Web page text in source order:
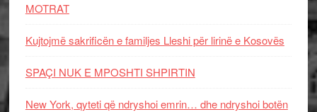
MOTRAT
Kujtojmë sakrificën e familjes Lleshi për lirinë e Kosovës
SPAÇI NUK E MPOSHTI SHPIRTIN
New York, qyteti që ndryshoi emrin… dhe ndryshoi botën